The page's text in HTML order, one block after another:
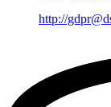
http://